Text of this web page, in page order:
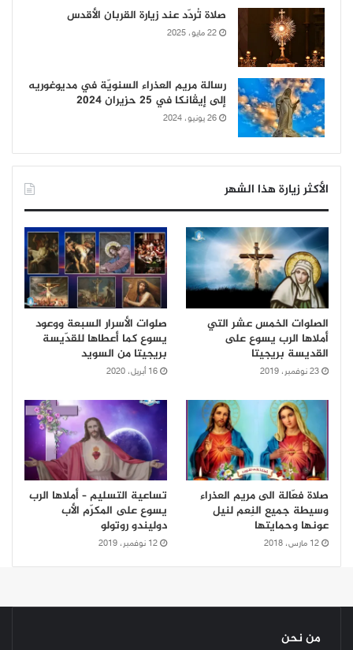
صلاة تُردّد عند زيارة القربان الأقدس
22 مايو، 2025
رسالة مريم العذراء السنويّة في مديوغوريه
إلى إيڤانكا في 25 حزيران 2024
26 يونيو، 2024
الأكثر زيارة هذا الشهر
الصلوات الخمس عشر التي
أملاها الرب يسوع على
القديسة بريجيتا
23 نوفمبر، 2019
صلوات الأسرار السبعة ووعود
يسوع كما أعطاها للقدّيسة
بريجيتا من السويد
16 أبريل، 2020
صلاة فعّالة الى مريم العذراء
وسيطة جميع النِعم لنيل
عونها وحمايتها
12 مارس، 2018
تساعية التسليم – أملاها الرب
يسوع على المكرّم الأب
دوليندو روتولو
12 نوفمبر، 2019
من نحن